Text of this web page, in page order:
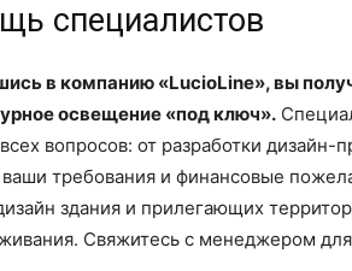
специалистов
в компанию «LucioLine», вы
освещение «под ключ».
вопросов: от разработки дизайн-
ваши требования и финансовые
здания и прилегающих
Свяжитесь с менеджером